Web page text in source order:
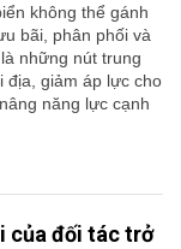
không thể gánh
bãi, phân phối và
những nút trung
địa, giảm áp lực cho
năng lực cạnh
của đối tác trở